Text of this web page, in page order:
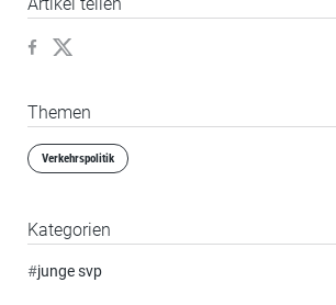
Themen
Verkehrspolitik
Kategorien
#junge svp